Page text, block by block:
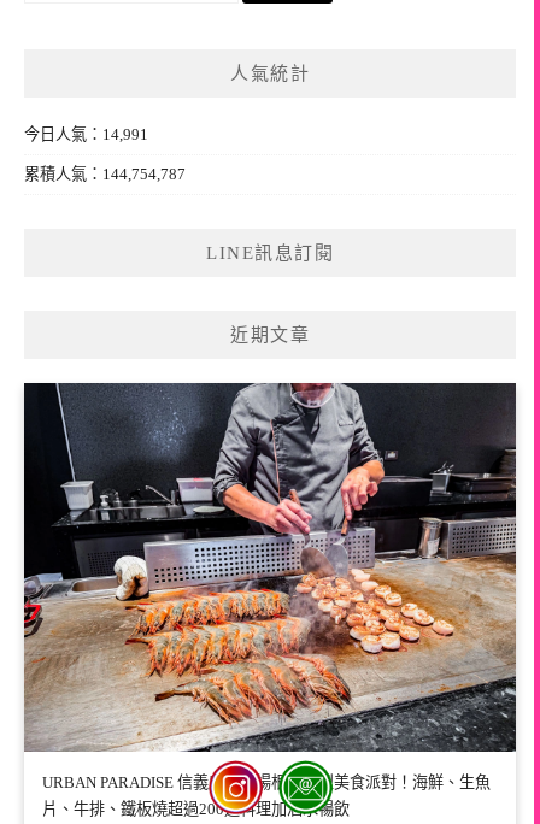
人氣統計
今日人氣：14,991
累積人氣：144,754,787
LINE訊息訂閱
近期文章
URBAN PARADISE 信義店｜整場根本大型美食派對！海鮮、生魚
片、牛排、鐵板燒超過200道料理加酒水暢飲